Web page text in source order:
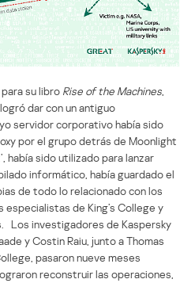
su libro Rise of the Machines
dar con un antiguo
servidor corporativo había sido
por el grupo detrás de Moonlight
había sido utilizado para lanzar
informático, había guardado el
de todo lo relacionado con los
de King’s College y
Los investigadores de Kaspersky
y Costin Raiu, junto a Thomas
pasaron nueve meses
reconstruir las operaciones,